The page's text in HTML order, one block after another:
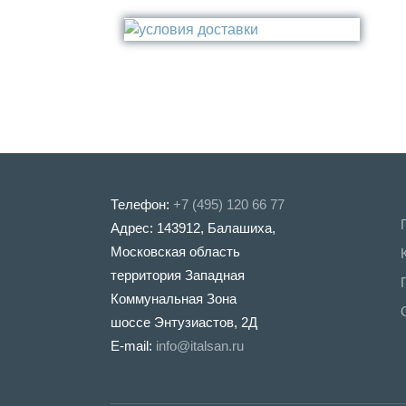
Стакан
Туалетный ёрш
Медь
Никель
Телефон: +7 (495) 120 66 77
Адрес: 143912, Балашиха,
Московская область
территория Западная
Коммунальная Зона
шоссе Энтузиастов, 2Д
E-mail: info@italsan.ru